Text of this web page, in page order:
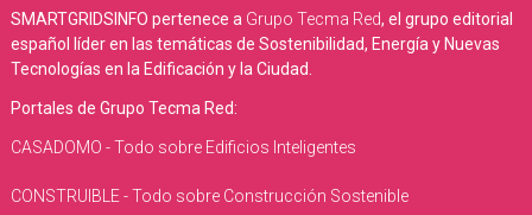
SMARTGRIDSINFO pertenece a Grupo Tecma Red, el grupo editorial
español líder en las temáticas de Sostenibilidad, Energía y Nuevas
Tecnologías en la Edificación y la Ciudad.
Portales de Grupo Tecma Red:
CASADOMO - Todo sobre Edificios Inteligentes
CONSTRUIBLE - Todo sobre Construcción Sostenible